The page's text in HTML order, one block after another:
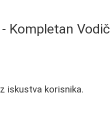
Kompletan Vodič
iskustva korisnika.